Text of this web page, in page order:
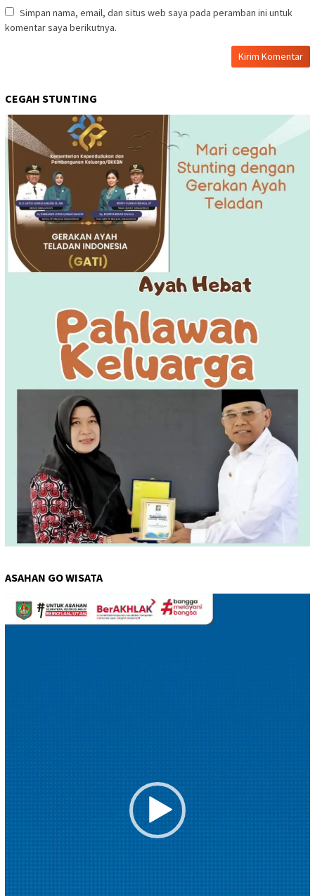
Simpan nama, email, dan situs web saya pada peramban ini untuk
komentar saya berikutnya.
CEGAH STUNTING
ASAHAN GO WISATA
Pemutar
Video